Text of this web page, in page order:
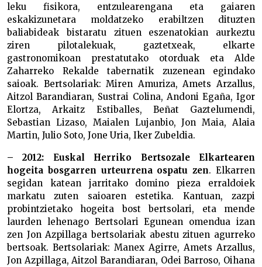
leku fisikora, entzulearengana eta gaiaren
eskakizunetara moldatzeko erabiltzen dituzten
baliabideak bistaratu zituen eszenatokian aurkeztu
ziren pilotalekuak, gaztetxeak, elkarte
gastronomikoan prestatutako otorduak eta Alde
Zaharreko Rekalde tabernatik zuzenean egindako
saioak. Bertsolariak: Miren Amuriza, Amets Arzallus,
Aitzol Barandiaran, Sustrai Colina, Andoni Egaña, Igor
Elortza, Arkaitz Estiballes, Beñat Gaztelumendi,
Sebastian Lizaso, Maialen Lujanbio, Jon Maia, Alaia
Martin, Julio Soto, Jone Uria, Iker Zubeldia.
– 2012: Euskal Herriko Bertsozale Elkartearen
hogeita bosgarren urteurrena ospatu zen. Elkarren
segidan katean jarritako domino pieza erraldoiek
markatu zuten saioaren estetika. Kantuan, zazpi
probintzietako hogeita bost bertsolari, eta mende
laurden lehenago Bertsolari Egunean omendua izan
zen Jon Azpillaga bertsolariak abestu zituen agurreko
bertsoak. Bertsolariak: Manex Agirre, Amets Arzallus,
Jon Azpillaga, Aitzol Barandiaran, Odei Barroso, Oihana